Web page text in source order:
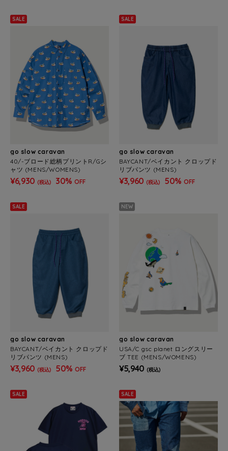
SALE
go slow caravan
40/-ブロード総柄プリントR/Gシ
ャツ (MENS/WOMENS)
¥6,930 (税込) 30% OFF
SALE
go slow caravan
BAYCANT/ベイカント クロップド
リブパンツ (MENS)
¥3,960 (税込) 50% OFF
SALE
go slow caravan
BAYCANT/ベイカント クロップド
リブパンツ (MENS)
¥3,960 (税込) 50% OFF
NEW
go slow caravan
USA/C gsc planet ロングスリー
ブ TEE (MENS/WOMENS)
¥5,940 (税込)
SALE SALE